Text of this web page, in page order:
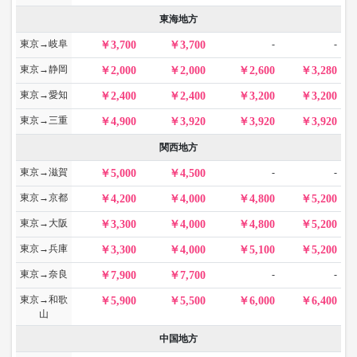
東海地方
東京→岐阜 3,700 3,700 - -
東京→静岡 2,000 2,000 2,600 3,280
東京→愛知 2,400 2,400 3,200 3,200
東京→三重 4,900 3,920 3,920 3,920
関西地方
東京→滋賀 5,000 4,500 - -
東京→京都 4,200 4,000 4,800 5,200
東京→大阪 3,300 4,000 4,800 5,200
東京→兵庫 3,300 4,000 5,100 5,200
東京→奈良 7,900 7,700 - -
東京→和歌
山
5,900 5,500 6,000 6,400
中国地方